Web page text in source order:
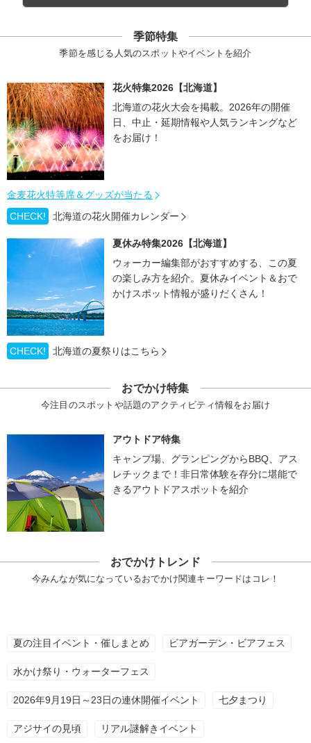
季節特集
季節を感じる人気のスポットやイベントを紹介
花火特集2026【北海道】
北海道の花火大会を掲載。2026年の開催
日、中止・延期情報や人気ランキングなど
をお届け！
金麦花火特等席＆グッズが当たる
CHECK!
北海道の花火開催カレンダー
夏休み特集2026【北海道】
ウォーカー編集部がおすすめする、この夏
の楽しみ方を紹介。夏休みイベント＆おで
かけスポット情報が盛りだくさん！
CHECK! 北海道の夏祭りはこちら
おでかけ特集
今注目のスポットや話題のアクティビティ情報をお届け
アウトドア特集
キャンプ場、グランピングからBBQ、アス
レチックまで！非日常体験を存分に堪能で
きるアウトドアスポットを紹介
おでかけトレンド
今みんなが気になっているおでかけ関連キーワードはコレ！
夏の注目イベント・催しまとめ ビアガーデン・ビアフェス
水かけ祭り・ウォーターフェス
2026年9月19日～23日の連休開催イベント 七夕まつり
アジサイの見頃 リアル謎解きイベント